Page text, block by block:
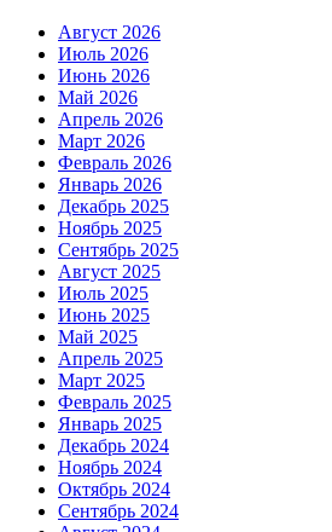
Август 2026
Июль 2026
Июнь 2026
Май 2026
Апрель 2026
Март 2026
Февраль 2026
Январь 2026
Декабрь 2025
Ноябрь 2025
Сентябрь 2025
Август 2025
Июль 2025
Июнь 2025
Май 2025
Апрель 2025
Март 2025
Февраль 2025
Январь 2025
Декабрь 2024
Ноябрь 2024
Октябрь 2024
Сентябрь 2024